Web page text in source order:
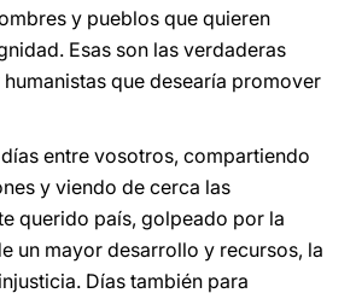
y pueblos que quieren
Esas son las verdaderas
que desearía promover
entre vosotros, compartiendo
y viendo de cerca las
querido país, golpeado por la
un mayor desarrollo y recursos, la
Días también para